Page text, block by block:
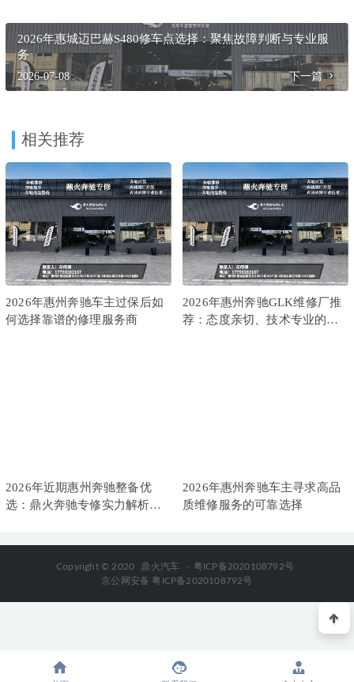
2026年惠城迈巴赫S480修车点选择：聚焦故障判断与专业服
务
2026-07-08 下一篇
相关推荐
2026年惠州奔驰车主过保后如
何选择靠谱的修理服务商
2026年惠州奔驰GLK维修厂推
荐：态度亲切、技术专业的汽
2026年近期惠州奔驰整备优
选：鼎火奔驰专修实力解析与
2026年惠州奔驰车主寻求高品
质维修服务的可靠选择
Copyright © 2020 鼎火汽车 - 粤ICP备2020108792号
京公网安备 粤ICP备2020108792号